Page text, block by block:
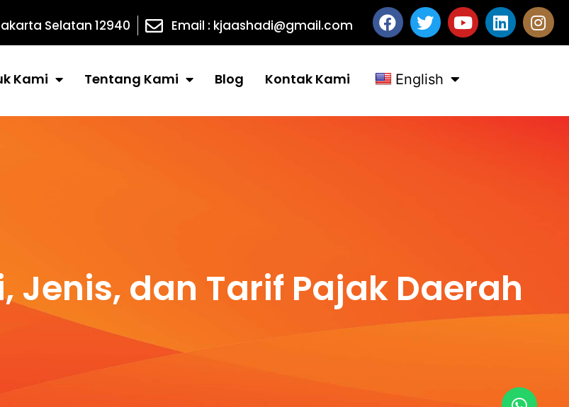
Selatan 12940 Email : kjaashadi@gmail.com
Kami Tentang Kami Blog Kontak Kami English
Jenis, dan Tarif Pajak Daerah